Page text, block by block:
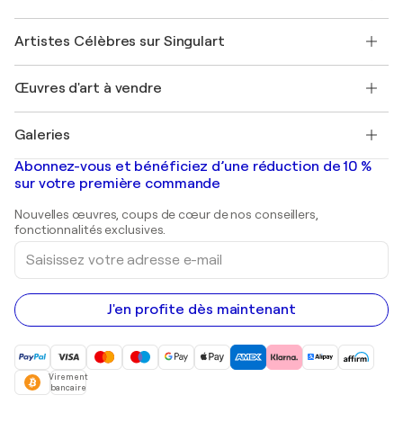
Rejoignez notre programme commercial
Mon compte
+33 1 76 44 06 42
Magazine Singulart
Emplois
Découvrez une sélection d'art original
Se connecter en tant qu'Artiste
Artistes Célèbres sur Singulart
Marc Chagall
Banksy
Mr. Brainwash
Shepard Fairey
Œuvres d'art à vendre
Tableaux abstraits à vendre
Peintures de paysage
Estampes
Peintures acryliques
Galeries
Galeries d'art en France
Galeries d'art en Belgique
Abonnez-vous et bénéficiez d’une réduction de 10 %
sur votre première commande
Nouvelles œuvres, coups de cœur de nos conseillers,
fonctionnalités exclusives.
Saisissez
votre
adresse
e-
mail
J'en profite dès maintenant
Virement
bancaire